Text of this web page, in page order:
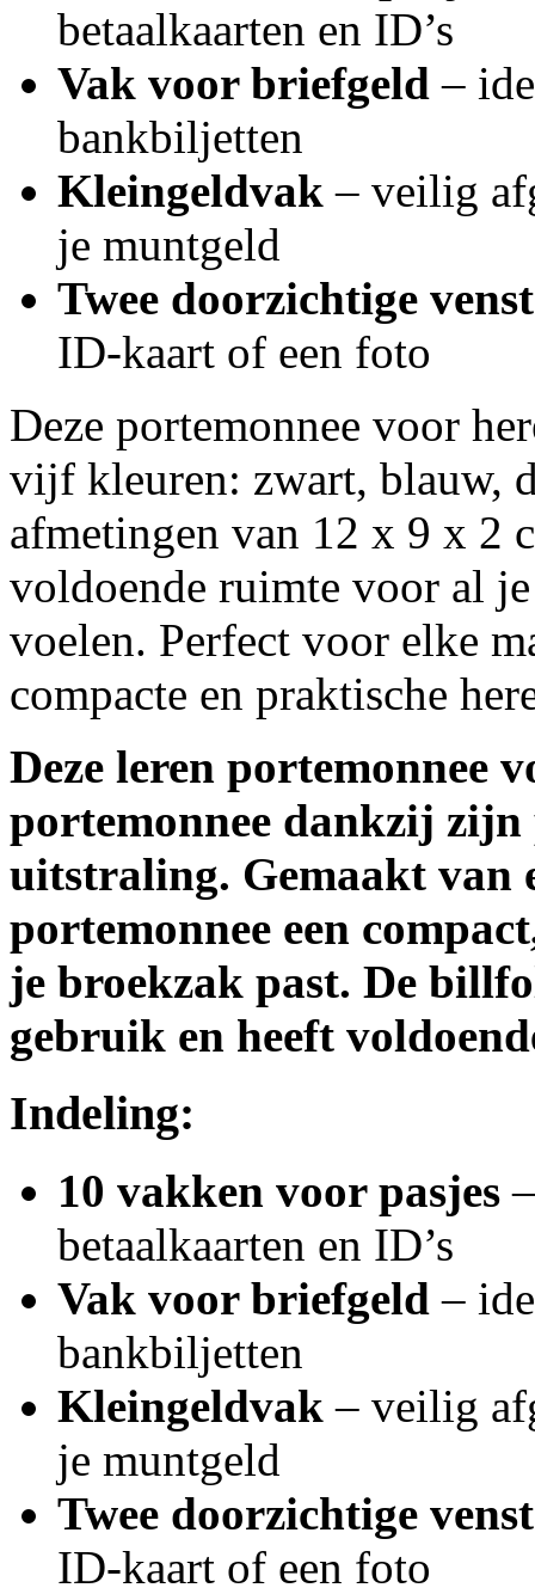
betaalkaarten en ID’s
Vak voor briefgeld –
bankbiljetten
Kleingeldvak – veilig
je muntgeld
Twee doorzichtige
ID-kaart of een foto
Deze portemonnee voor
vijf kleuren: zwart, blauw,
afmetingen van 12 x 9 x 2
voldoende ruimte voor al
voelen. Perfect voor elke
compacte en praktische
Deze leren portemonnee
portemonnee dankzij zijn
uitstraling. Gemaakt van
portemonnee een
je broekzak past. De
gebruik en heeft
Indeling:
10 vakken voor pasjes
betaalkaarten en ID’s
Vak voor briefgeld –
bankbiljetten
Kleingeldvak – veilig
je muntgeld
Twee doorzichtige
ID-kaart of een foto